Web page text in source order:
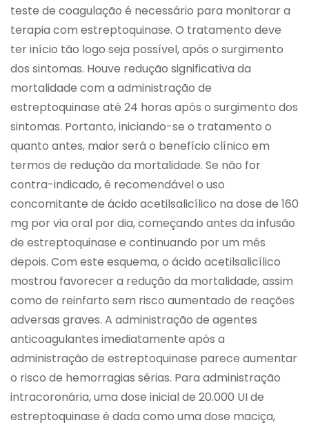
teste de coagulação é necessário para monitorar a
terapia com estreptoquinase. O tratamento deve
ter início tão logo seja possível, após o surgimento
dos sintomas. Houve redução significativa da
mortalidade com a administração de
estreptoquinase até 24 horas após o surgimento dos
sintomas. Portanto, iniciando-se o tratamento o
quanto antes, maior será o benefício clínico em
termos de redução da mortalidade. Se não for
contra-indicado, é recomendável o uso
concomitante de ácido acetilsalicílico na dose de 160
mg por via oral por dia, começando antes da infusão
de estreptoquinase e continuando por um mês
depois. Com este esquema, o ácido acetilsalicílico
mostrou favorecer a redução da mortalidade, assim
como de reinfarto sem risco aumentado de reações
adversas graves. A administração de agentes
anticoagulantes imediatamente após a
administração de estreptoquinase parece aumentar
o risco de hemorragias sérias. Para administração
intracoronária, uma dose inicial de 20.000 UI de
estreptoquinase é dada como uma dose maciça,